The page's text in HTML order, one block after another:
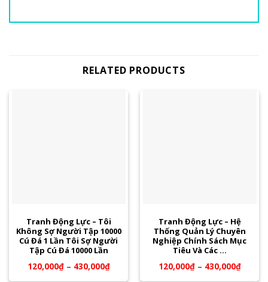
RELATED PRODUCTS
Tranh Động Lực – Tôi
Không Sợ Người Tập 10000
Cú Đá 1 Lần Tôi Sợ Người
Tập Cú Đá 10000 Lần
120,000₫– 430,000₫
Tranh Động Lực – Hệ
Thống Quản Lý Chuyên
Nghiệp Chính Sách Mục
Tiêu Và Các …
120,000₫– 430,000₫